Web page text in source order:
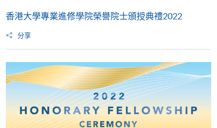
香港大學專業進修學院榮譽院士頒授典禮2022
分享